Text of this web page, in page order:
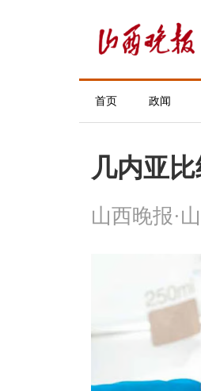
首页 政闻
几内亚
山西晚报·